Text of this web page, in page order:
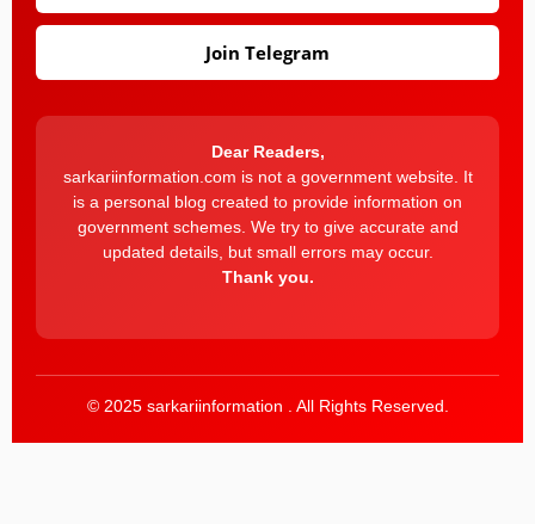
Join Telegram
Dear Readers,
sarkariinformation.com is not a government website. It
is a personal blog created to provide information on
government schemes. We try to give accurate and
updated details, but small errors may occur.
Thank you.
© 2025 sarkariinformation . All Rights Reserved.